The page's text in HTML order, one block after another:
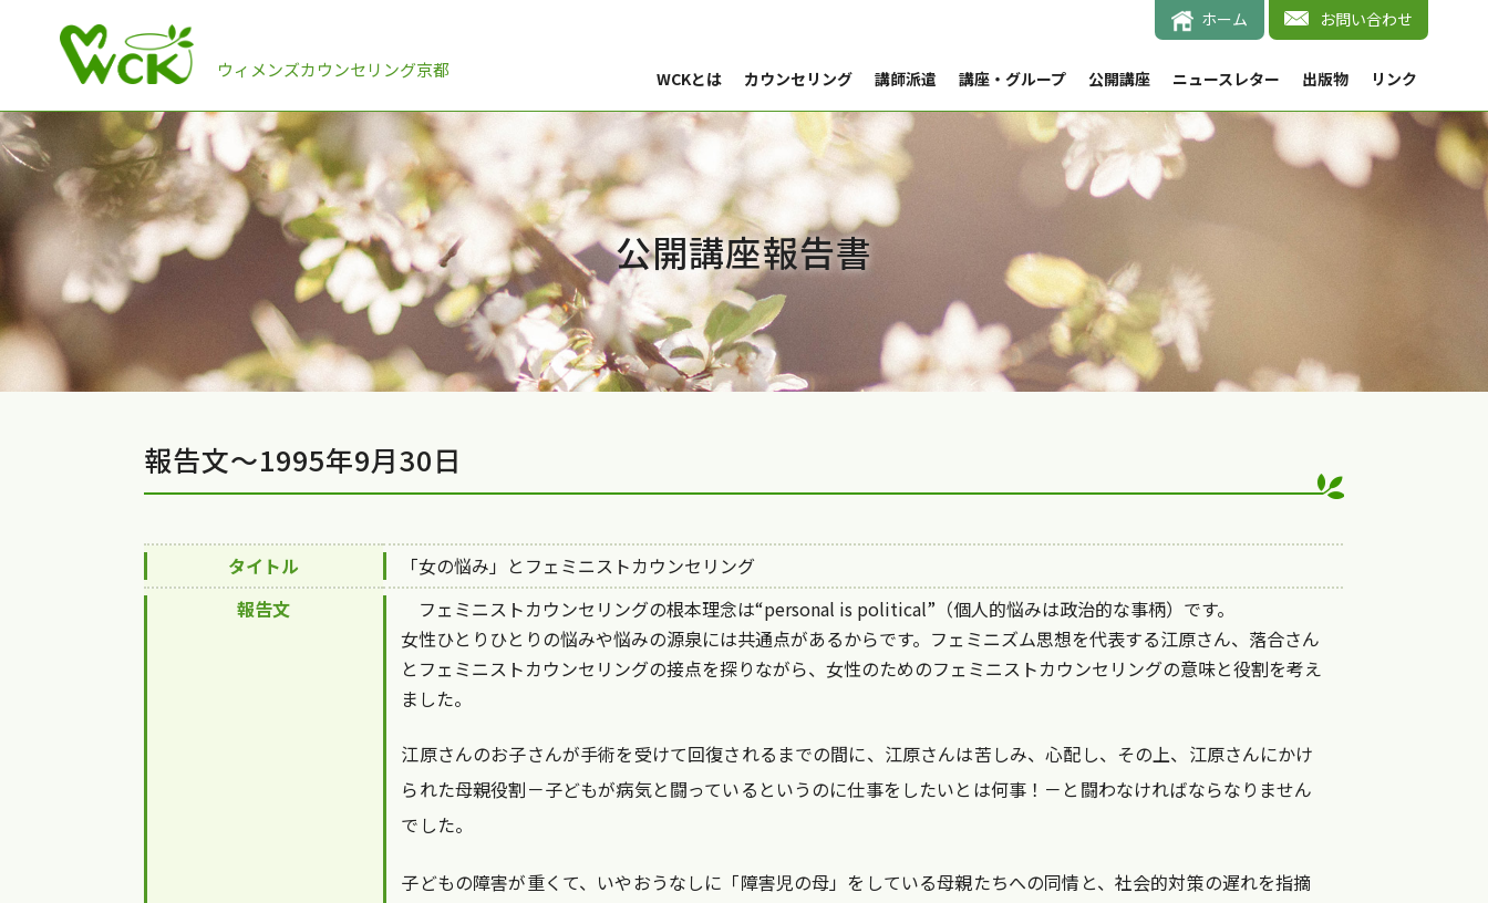
ウィメンズカウンセリング京都
ホーム お問い合わせ
WCKとは カウンセリング 講師派遣 講座・グループ 公開講座 ニュースレター 出版物 リンク
公開講座報告書
報告文～1995年9月30日
タイトル
「女の悩み」とフェミニストカウンセリング
報告文
フェミニストカウンセリングの根本理念は“personal is political”（個人的悩みは政治的な事柄）です。
女性ひとりひとりの悩みや悩みの源泉には共通点があるからです。フェミニズム思想を代表する江原さん、落合さん
とフェミニストカウンセリングの接点を探りながら、女性のためのフェミニストカウンセリングの意味と役割を考え
ました。
江原さんのお子さんが手術を受けて回復されるまでの間に、江原さんは苦しみ、心配し、その上、江原さんにかけ
られた母親役割－子どもが病気と闘っているというのに仕事をしたいとは何事！－と闘わなければならなりません
でした。
子どもの障害が重くて、いやおうなしに「障害児の母」をしている母親たちへの同情と、社会的対策の遅れを指摘